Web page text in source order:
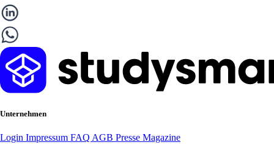
Unternehmen
Login Impressum FAQ AGB Presse Magazine